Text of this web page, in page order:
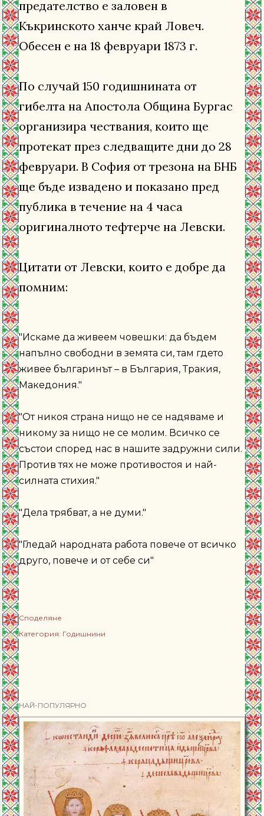
предателство е заловен в
Къкринското ханче край Ловеч.
Обесен е на 18 февруари 1873 г.
По случай 150 годишнината от
гибелта на Апостола Община Бургас
организира чествания, които ще
протекат през следващите дни до 28
февруари. В София от трезона на БНБ
ще бъде извадено и показано пред
публика в течение на 4 часа
оригиналното тефтерче на Левски.
Цитати от Левски, които е добре да
помним:
"Искаме да живеем човешки: да бъдем
напълно свободни в земята си, там гдето
живее българинът – в България, Тракия,
Македония."
"От никоя страна нищо не се надяваме и
никому за нищо не се молим. Всичко се
състои според нас в нашите задружни сили.
Против тях не може противостоя и най-
силната стихия."
"Дела трябват, а не думи."
"Гледай народната работа повече от всичко
друго, повече и от себе си"
Споделяне
Категория: Годишнини
НАЙ-ПОПУЛЯРНО